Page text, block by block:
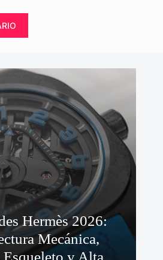
Hermès 2026:
Mecánica,
Esqueleto y Alta